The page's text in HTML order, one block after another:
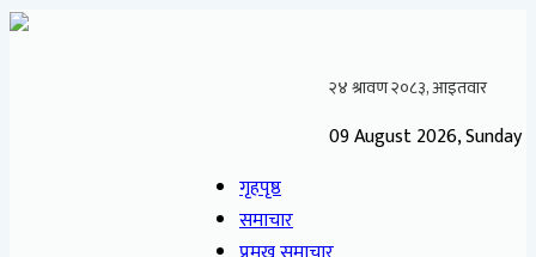
09 August 2026, Sunday
गृहपृष्ठ
समाचार